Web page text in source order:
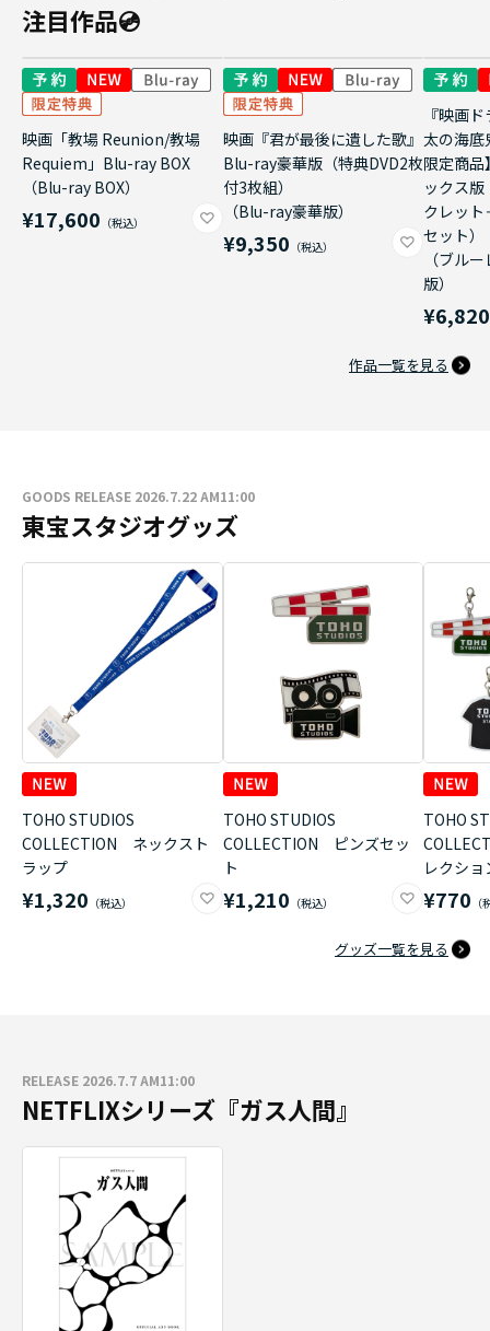
注目作品💿
映画「教場 Reunion/教場
Requiem」Blu-ray BOX
（Blu-ray BOX）
¥17,600
映画『君が最後に遺した歌』
Blu-ray豪華版（特典DVD2枚
付3枚組）
（Blu-ray豪華版）
¥9,350
『映画
太の海底
限定商品
ックス
クレッ
セット）
（ブル
版）
¥6,820
作品一覧を見る
GOODS RELEASE 2026.7.22 AM11:00
東宝スタジオグッズ
TOHO STUDIOS
COLLECTION ネックスト
ラップ
¥1,320
TOHO STUDIOS
COLLECTION ピンズセッ
ト
¥1,210
TOHO
レクシ
¥770
グッズ一覧を見る
RELEASE 2026.7.7 AM11:00
NETFLIXシリーズ『ガス人間』